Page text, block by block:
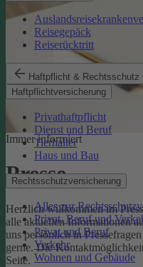
Reisegepäck
Reiserücktritt
Haftpflicht & Rechtsschutz
Haftpflichtversicherung
Privathaftpflicht
Dienst und Beruf
Tierhalter
Haus und Bau
Rechtsschutzversicherung
Alles zur
Privat, Beruf und
Privat und Beruf
Verkehr
Wohnen und Gebäude
Immer informiert
Presse
Herzlich willkommen im
alle aktuellen Informationen
uns persönlich in
gerne. Die
Seite.